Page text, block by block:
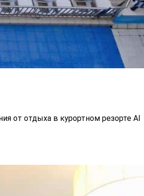
от отдыха в курортном резорте Al